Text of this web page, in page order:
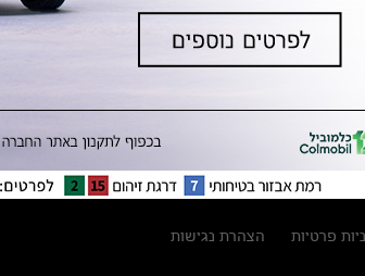
הודעה על הטבות לרכבי מרצדס בהסדר
פרטיות הצהרת נגישות